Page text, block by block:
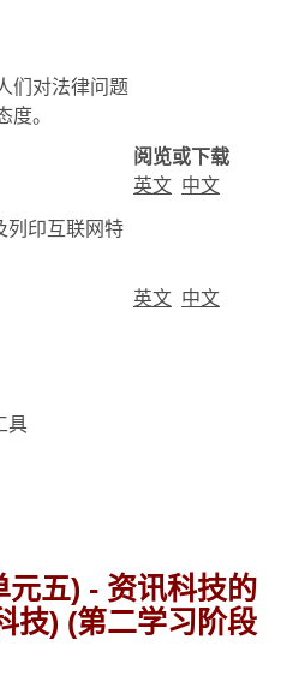
们对法律问题
。
阅览或下载
列印互联网特
英文 中文
具
英文 中文
元五) - 资讯科技的
技) (第二学习阶段